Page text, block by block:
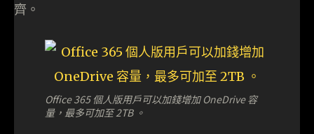
齊。
Office 365 個人版用戶可以加錢增加 OneDrive 容
量，最多可加至 2TB 。